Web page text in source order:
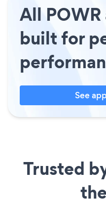
All POWR
built for
See
Trusted